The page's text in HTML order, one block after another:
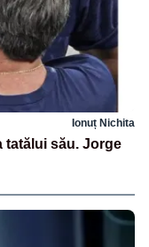
Ionuț Nichita
tatălui său. Jorge